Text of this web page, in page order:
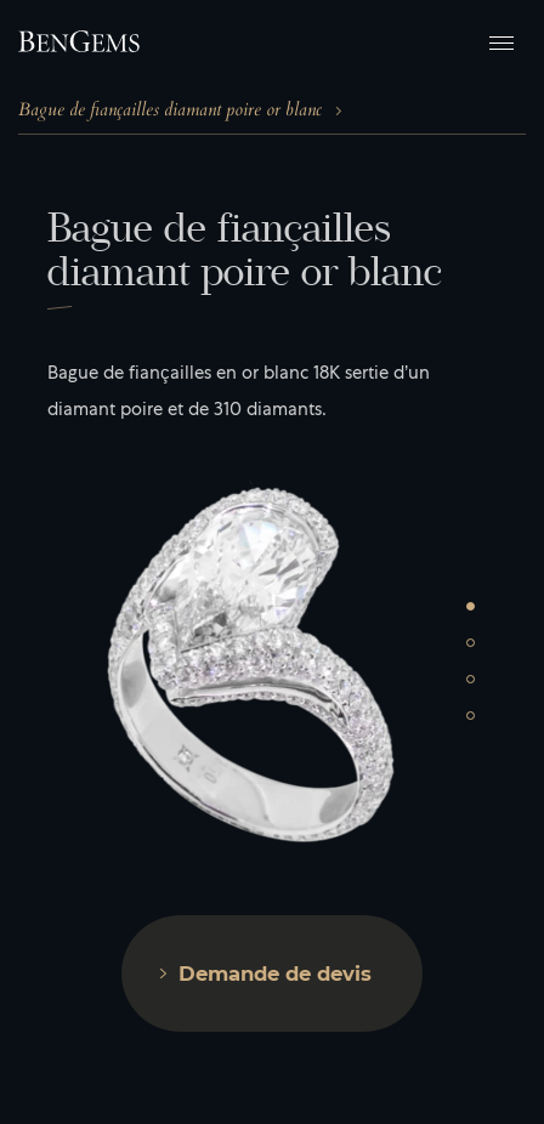
Bague de fiançailles diamant poire or blanc
Bague de fiançailles
diamant poire or blanc
Bague de fiançailles en or blanc 18K sertie d’un
diamant poire et de 310 diamants.
Demande de devis